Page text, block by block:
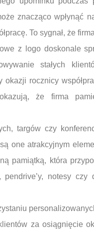
znacząco wpłynąć
To sygnał, że
z logo doskonale
stałych
okazji rocznicy
że firma
targów czy
one atrakcyjnym
pamiątką, która
pendrive’y, notesy
za osiągnięcie